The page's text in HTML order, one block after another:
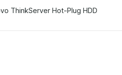
ThinkServer Hot-Plug HDD